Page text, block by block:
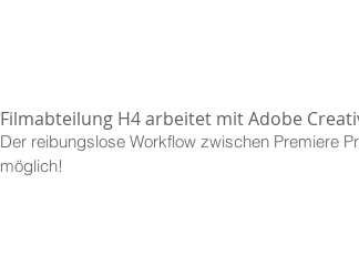
Filmabteilung H4 arbeitet mit Adobe
Der reibungslose Workflow zwischen Premiere
möglich!